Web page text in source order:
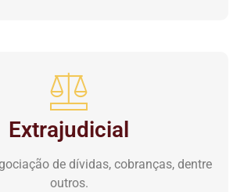
Extrajudicial
de dívidas, cobranças, dentre
outros.